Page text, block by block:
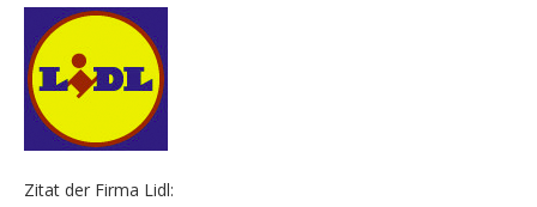
Zitat der Firma Lidl: